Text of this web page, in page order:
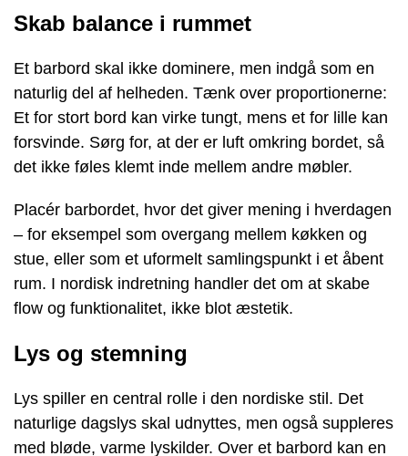
Skab balance i rummet
Et barbord skal ikke dominere, men indgå som en
naturlig del af helheden. Tænk over proportionerne:
Et for stort bord kan virke tungt, mens et for lille kan
forsvinde. Sørg for, at der er luft omkring bordet, så
det ikke føles klemt inde mellem andre møbler.
Placér barbordet, hvor det giver mening i hverdagen
– for eksempel som overgang mellem køkken og
stue, eller som et uformelt samlingspunkt i et åbent
rum. I nordisk indretning handler det om at skabe
flow og funktionalitet, ikke blot æstetik.
Lys og stemning
Lys spiller en central rolle i den nordiske stil. Det
naturlige dagslys skal udnyttes, men også suppleres
med bløde, varme lyskilder. Over et barbord kan en